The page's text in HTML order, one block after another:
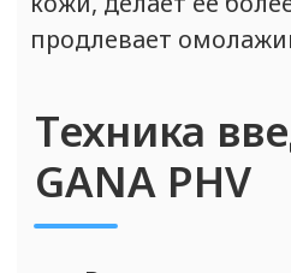
имеет накопительный эффект.